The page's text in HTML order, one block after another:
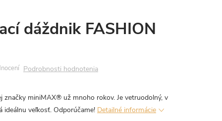
dáždnik FASHION
Podrobnosti hodnotenia
značky miniMAX® už mnoho rokov. Je vetruodolný, v
ideálnu veľkosť. Odporúčame! Detailné informácie